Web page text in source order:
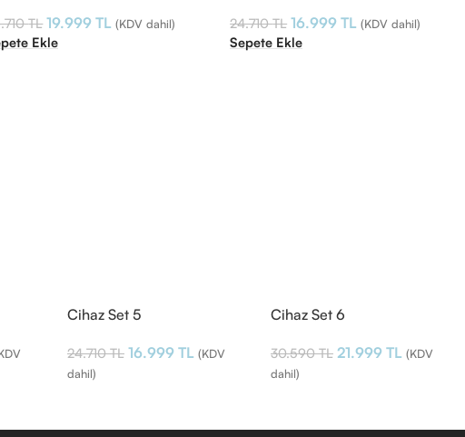
TL 19.999TL (KDV dahil)
Ekle
24.710TL 16.999TL (KDV dahil)
Sepete Ekle
Cihaz Set 5
24.710TL 16.999 TL (KDV
dahil)
Cihaz Set 6
30.590TL 21.999 TL (KDV
dahil)